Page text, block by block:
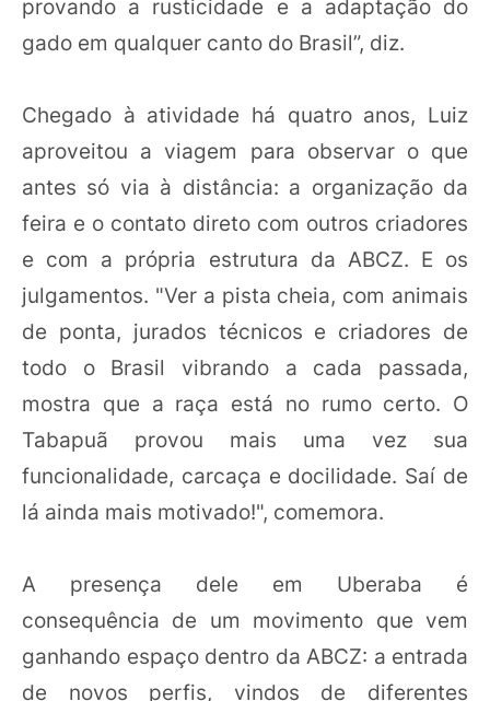
provando a rusticidade e a adaptação do
gado em qualquer canto do Brasil”, diz.
Chegado à atividade há quatro anos, Luiz
aproveitou a viagem para observar o que
antes só via à distância: a organização da
feira e o contato direto com outros criadores
e com a própria estrutura da ABCZ. E os
julgamentos. "Ver a pista cheia, com animais
de ponta, jurados técnicos e criadores de
todo o Brasil vibrando a cada passada,
mostra que a raça está no rumo certo. O
Tabapuã provou mais uma vez sua
funcionalidade, carcaça e docilidade. Saí de
lá ainda mais motivado!", comemora.
A presença dele em Uberaba é
consequência de um movimento que vem
ganhando espaço dentro da ABCZ: a entrada
de novos perfis, vindos de diferentes